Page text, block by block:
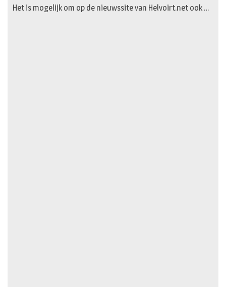
Het is mogelijk om op de nieuwssite van Helvoirt.net ook …